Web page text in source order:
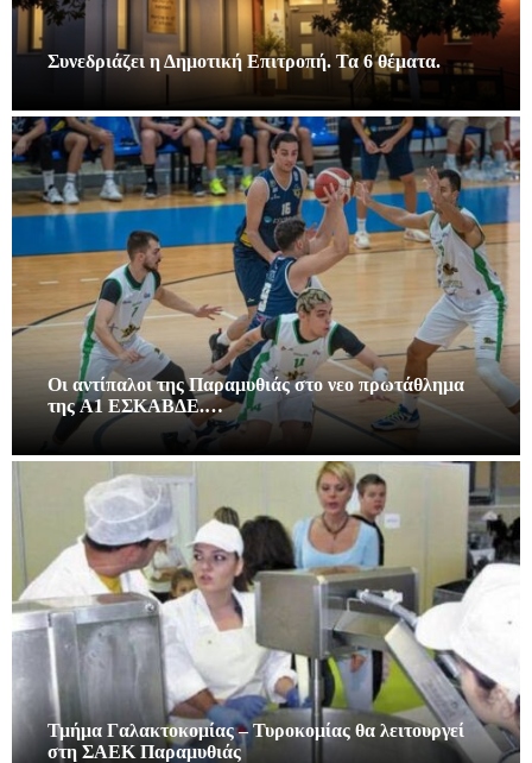
Συνεδριάζει η Δημοτική Επιτροπή. Τα 6 θέματα.
Οι αντίπαλοι της Παραμυθιάς στο νεο πρωτάθλημα
της A1 ΕΣΚΑΒΔΕ.…
Τμήμα Γαλακτοκομίας – Τυροκομίας θα λειτουργεί
στη ΣΑΕΚ Παραμυθιάς